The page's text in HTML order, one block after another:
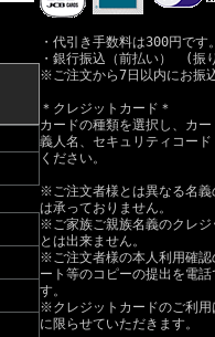
・代引き手数料は300円です。
・銀行振込（前払い） (振
※ご注文から7日以内にお振
＊クレジットカード＊
カードの種類を選択し、カ
義人名、セキュリティコー
ください。
※ご注文者様とは異なる名義
は承っておりません。
※ご家族ご親族名義のクレジ
とは出来ません。
※ご注文者様の本人利用確
ート等のコピーの提出を電
す。
※クレジットカードのご利
に限らせていただきます。